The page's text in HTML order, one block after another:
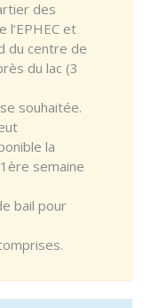
des
l’EPHEC et
du centre de
du lac (3
souhaitée.
la
semaine
bail pour